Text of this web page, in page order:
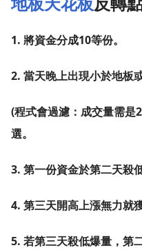
1. 將資金分成10等份。
2. 當天晚上出現小於地板
(程式會過濾：成交量需是
選。
3. 第一份資金於第二天殺
4. 第三天開高上漲無力就
5. 若第三天殺低爆量，第